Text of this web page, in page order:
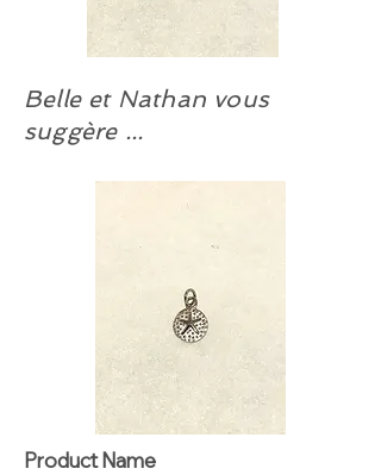
#CHAÎNE-AR-ALT-45. (Argent d’Italie
30 pouces.
#CHAÎNE-AR-FLM-50
#CHAÎNE-AR-LD-50
#CHAÎNE-AR-SP-45
#CHAÎNE-AR-VED-78
Boucles d’oreilles EN ARGENT
#BO-80A, #BO-264A, #BO-281A.
Belle et Nathan vous
suggère ...
Product Name